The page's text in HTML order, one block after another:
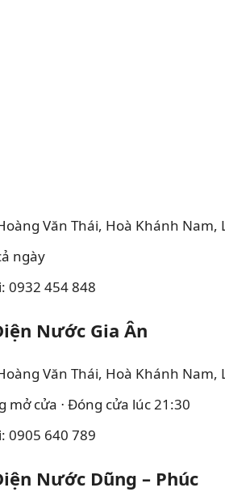
Văn Thái, Hoà Khánh Nam,
ngày
0932 454 848
Nước Gia Ân
Văn Thái, Hoà Khánh Nam,
mở cửa ⋅ Đóng cửa lúc 21:30
0905 640 789
Nước Dũng – Phúc